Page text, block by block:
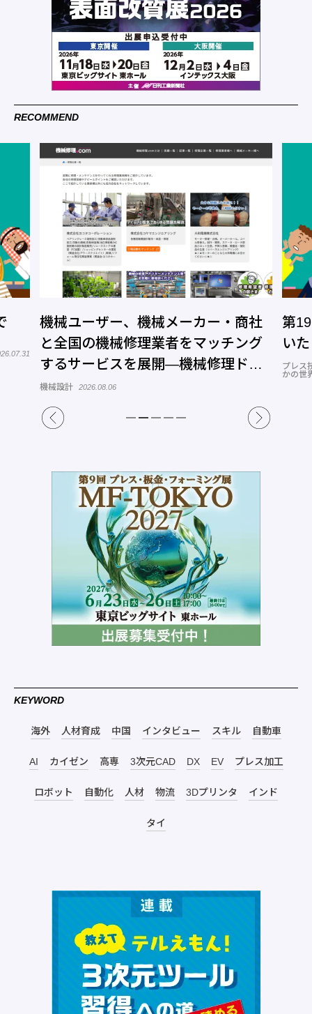
RECOMMEND
機械ユーザー、機械メーカー・商社
と全国の機械修理業者をマッチング
するサービスを展開―機械修理ドッ
トコム
機械設計 2026.08.06
第
い
プレス
かの世
KEYWORD
海外 人材育成 中国 インタビュー スキル 自動車
AI カイゼン 高専 3次元CAD DX EV プレス加工
ロボット 自動化 人材 物流 3Dプリンタ インド
タイ